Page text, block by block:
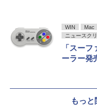
WIN Mac
ニュースク
「スー
ーラー発
もっ